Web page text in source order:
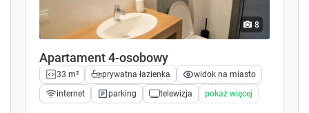
k
t
o
n
w
k
e
t
i
n
8
Apartament 4-osobowy
33 m² prywatna łazienka
widok na miasto
internet
parking telewizja pokaż więcej